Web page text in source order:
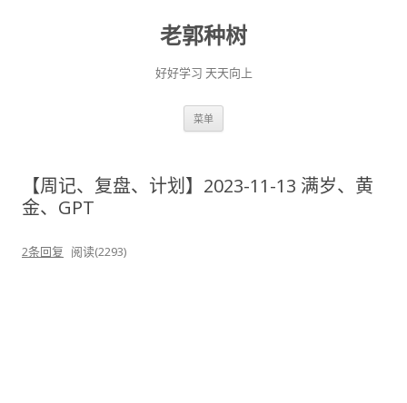
老郭种树
好好学习 天天向上
菜单
【周记、复盘、计划】2023-11-13 满岁、黄
金、GPT
2条回复 阅读(2293)